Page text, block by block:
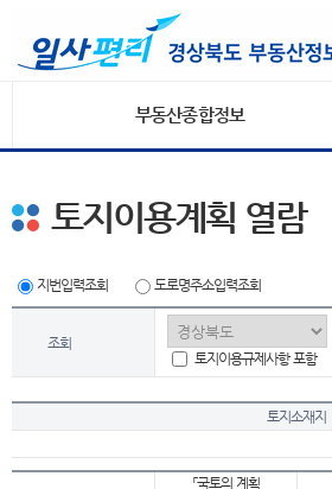
부동산종합정보
토지이용계획 열람
지번입력조회 도로명주소입력조회
조회
토지이용규제사항 포함
토지소재지
「국토의 계획